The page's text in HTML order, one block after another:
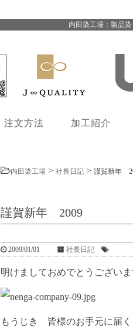
内田染工場：製品
注文方法 加工紹介
内田染工場 > 社長日記 > 謹賀新年
謹賀新年 2009
2009/01/01 社長日記
明けましておめでとうございま
もうじき 皆様のお手元に届